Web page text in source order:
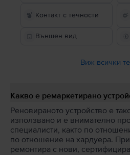
Контакт с течности
Външен вид
Виж всички
Какво е ремаркетирано
Реновираното устройство е
използвано и е внимателно
специалисти, както по
по отношение на хардуера.
ремонтира с нови,